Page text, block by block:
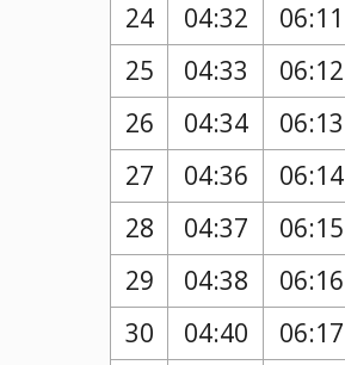
24
04:32 06:11
25
04:33 06:12
26
04:34 06:13
27
04:36 06:14
28
04:37 06:15
29
04:38 06:16
30
04:40 06:17